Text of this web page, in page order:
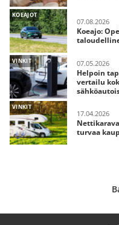
KOEAJOT
07.08.2026
Koeajo:
VINKIT 07.05.2026
Helpoin
vertailu
VINKIT
17.04.2026
turvaa